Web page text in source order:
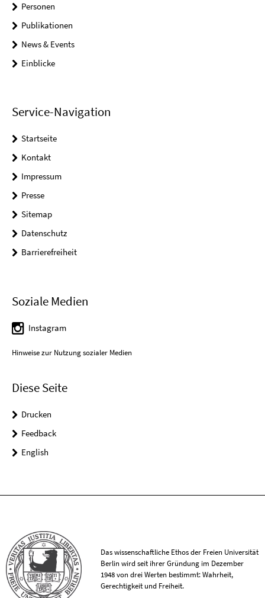
Personen
Publikationen
News & Events
Einblicke
Service-Navigation
Startseite
Kontakt
Impressum
Presse
Sitemap
Datenschutz
Barrierefreiheit
Soziale Medien
Instagram
Hinweise zur Nutzung sozialer Medien
Diese Seite
Drucken
Feedback
English
Das wissenschaftliche Ethos der Freien Universität
Berlin wird seit ihrer Gründung im Dezember
1948 von drei Werten bestimmt: Wahrheit,
Gerechtigkeit und Freiheit.